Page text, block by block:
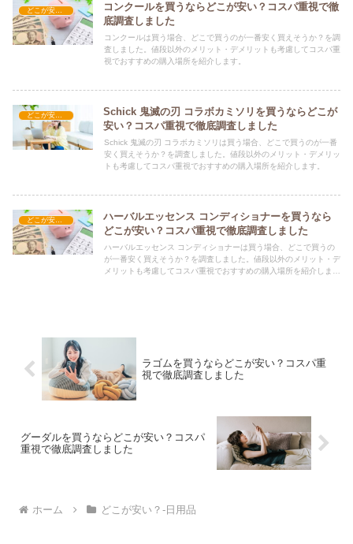
どこが安い？-日用品
コンクールを買うならどこが安い？コスパ重視で徹
底調査しました
コンクールは買う場合、どこで買うのが一番安く買えそうか？を調
査しました。値段以外のメリット・デメリットも考慮してコスパ重
視でおすすめの購入場所を紹介します。
どこが安い？-日用品
Schick 鬼滅の刃 コラボカミソリを買うならどこが
安い？コスパ重視で徹底調査しました
Schick 鬼滅の刃 コラボカミソリは買う場合、どこで買うのが一番
安く買えそうか？を調査しました。値段以外のメリット・デメリッ
トも考慮してコスパ重視でおすすめの購入場所を紹介します。
どこが安い？-日用品
ハーバルエッセンス コンディショナーを買うなら
どこが安い？コスパ重視で徹底調査しました
ハーバルエッセンス コンディショナーは買う場合、どこで買うの
が一番安く買えそうか？を調査しました。値段以外のメリット・デ
メリットも考慮してコスパ重視でおすすめの購入場所を紹介しま
ラゴムを買うならどこが安い？コスパ重
視で徹底調査しました
グーダルを買うならどこが安い？コスパ
重視で徹底調査しました
ホーム どこが安い？-日用品